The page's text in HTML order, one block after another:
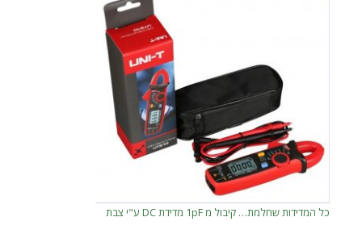
כל המדידות שחלמת… קיבול מ 1pF מדידת DC ע"י צבת